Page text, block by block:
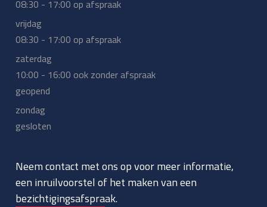
08:30 - 17:00 op afspraak
vrijdag
08:30 - 17:00 op afspraak
zaterdag
10:00 - 16:00 ook zonder afspraak
geopend
zondag
gesloten
Neem contact met ons op voor meer informatie,
een inruilvoorstel of het maken van een
bezichtigingsafspraak.